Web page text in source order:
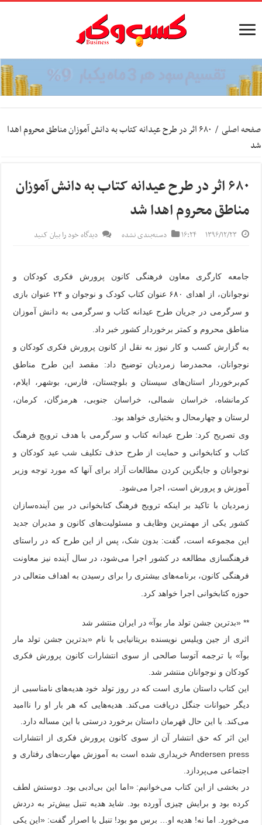
صفحه اصلی /
۶۸۰ اثر در طرح عیدانه کتاب به دانش آموزان مناطق محروم اهدا
شد
۶۸۰ اثر در طرح عیدانه کتاب به دانش آموزان
مناطق محروم اهدا شد
۱۳۹۶/۱۲/۲۳ ۱۶:۲۴ دسته‌بندی نشده دیدگاه خود را بیان کنید
جامعه کارگری معاون فرهنگی کانون پرورش فکری کودکان و
نوجوانان، از اهدای ۶۸۰ عنوان کتاب کودک و نوجوان و ۲۴ عنوان بازی
و سرگرمی در جریان طرح عیدانه کتاب و سرگرمی به دانش آموزان
مناطق محروم و کمتر برخوردار کشور خبر داد.
به گزارش کسب و کار نیوز به نقل از کانون پرورش فکری کودکان و
نوجوانان، محمدرضا زمردیان توضیح داد: مقصد این طرح مناطق
کم‌برخوردار استان‌های سیستان و بلوچستان، فارس، بوشهر، ایلام،
کرمانشاه، خراسان شمالی، خراسان جنوبی، هرمزگان، کرمان،
لرستان و چهارمحال و بختیاری خواهد بود.
وی تصریح کرد: طرح عیدانه کتاب و سرگرمی با هدف ترویج فرهنگ
کتاب و کتابخوانی و حمایت از طرح حذف تکلیف شب عید کودکان و
نوجوانان و جایگزین کردن مطالعات آزاد برای آنها که مورد توجه وزیر
آموزش و پرورش است، اجرا می‌شود.
زمردیان با تاکید بر اینکه ترویج فرهنگ کتا‌بخوانی در بین آینده‌سازان
کشور یکی از مهمترین وظایف و مسئولیت‌های کانون و مدیران جدید
این مجموعه است، گفت: بدون شک، پس از این طرح که در راستای
فرهنگسازی مطالعه در کشور اجرا می‌شود، در سال آینده نیز معاونت
فرهنگی کانون، برنامه‌های بیشتری را برای رسیدن به اهداف متعالی در
حوزه کتابخوانی اجرا خواهد کرد.
** «بدترین جشن تولد مار بوآ» در ایران منتشر شد
اثری از جین ویلیس نویسنده بریتانیایی با نام «بدترین جشن تولد مار
بوآ» با ترجمه آتوسا صالحی از سوی انتشارات کانون پرورش فکری
کودکان و نوجوانان منتشر شد.
این کتاب داستان ماری است که در روز تولد خود هدیه‌های نامناسبی از
دیگر حیوانات جنگل دریافت می‌کند. هدیه‌هایی که هر بار او را ناامید
می‌کند. با این حال قهرمان داستان برخورد درستی با این مساله دارد.
این اثر که حق انتشار آن از سوی کانون پرورش فکری از انتشارات
Andersen press خریداری شده است به آموزش مهارت‌های رفتاری و
اجتماعی می‌پردازد.
در بخشی از این کتاب می‌خوانیم: «اما این بی‌ادبی بود. دوستش لطف
کرده بود و برایش چیزی آورده بود. شاید هدیه تنبل بیش‌تر به دردش
می‌خورد. اما نه! هدیه او… برس مو بود! تنبل با اصرار گفت: «این یکی